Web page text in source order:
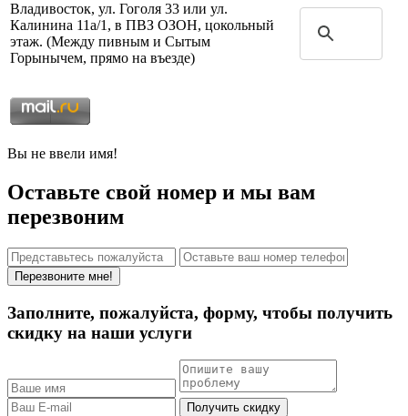
Владивосток, ул. Гоголя 33 или ул.
Калинина 11а/1, в ПВЗ ОЗОН, цокольный
этаж. (Между пивным и Сытым
Горынычем, прямо на въезде)
Вы не ввели имя!
Оставьте свой номер и мы вам
перезвоним
Перезвоните мне!
Заполните, пожалуйста, форму, чтобы получить
скидку на наши услуги
Получить скидку